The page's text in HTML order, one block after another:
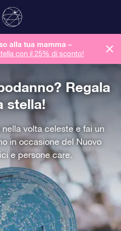
alla tua mamma –
con il 25% di sconto!
Regala
stella!
volta celeste e fai un
in occasione del Nuovo
e persone care.